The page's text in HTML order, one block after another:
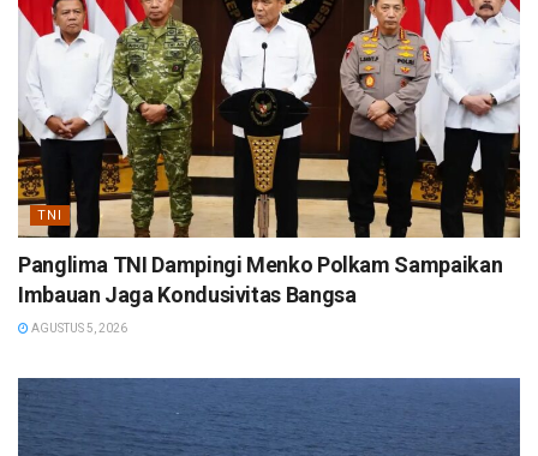
TNI
Panglima TNI Dampingi Menko Polkam Sampaikan
Imbauan Jaga Kondusivitas Bangsa
AGUSTUS 5, 2026